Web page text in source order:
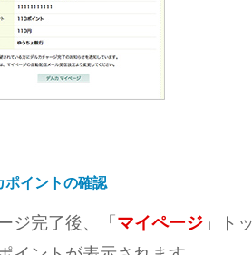
ポイントの確認
ジ完了後、「マイページ 」ト